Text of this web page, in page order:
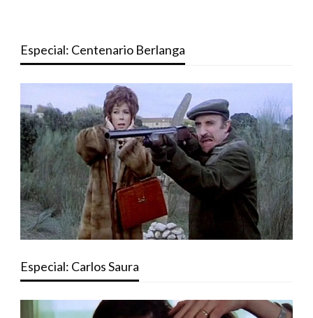
Especial: Centenario Berlanga
Especial: Carlos Saura